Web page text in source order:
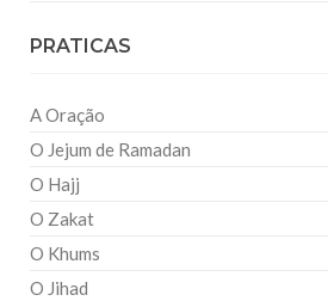
PRATICAS
A Oração
O Jejum de Ramadan
O Hajj
O Zakat
O Khums
O Jihad